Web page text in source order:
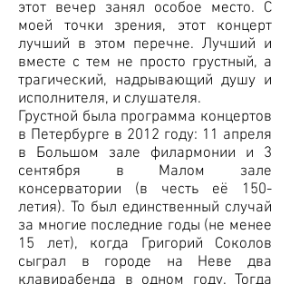
этот вечер занял особое место. С
моей точки зрения, этот концерт
лучший в этом перечне. Лучший и
вместе с тем не просто грустный, а
трагический, надрывающий душу и
исполнителя, и слушателя.
Грустной была программа концертов
в Петербурге в 2012 году: 11 апреля
в Большом зале филармонии и 3
сентября в Малом зале
консерватории (в честь её 150-
летия). То был единственный случай
за многие последние годы (не менее
15 лет), когда Григорий Соколов
сыграл в городе на Неве два
клавирабенда в одном году. Тогда